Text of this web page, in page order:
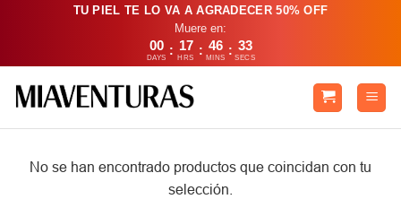
TU PIEL TE LO VA A AGRADECER 50% OFF
Muere en:
00
DAYS
: 17
HRS
: 46
MINS
: 33
SECS
No se han encontrado productos que coincidan con tu
selección.